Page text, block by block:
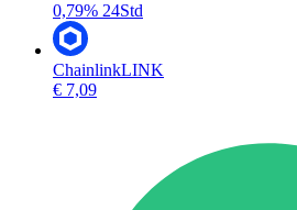
0,79% 24Std
ChainlinkLINK
€ 7,09